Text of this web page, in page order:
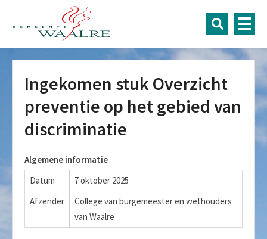
Ingekomen stuk Overzicht
preventie op het gebied van
discriminatie
Algemene informatie
Datum
7 oktober 2025
Afzender
College van burgemeester en wethouders
van Waalre